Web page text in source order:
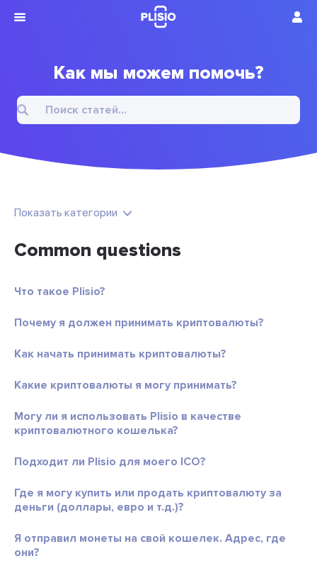
Как мы можем помочь?
Показать категории
Common questions
Что такое Plisio?
Почему я должен принимать криптовалюты?
Как начать принимать криптовалюты?
Какие криптовалюты я могу принимать?
Могу ли я использовать Plisio в качестве
криптовалютного кошелька?
Подходит ли Plisio для моего ICO?
Где я могу купить или продать криптовалюту за
деньги (доллары, евро и т.д.)?
Я отправил монеты на свой кошелек. Адрес, где
они?